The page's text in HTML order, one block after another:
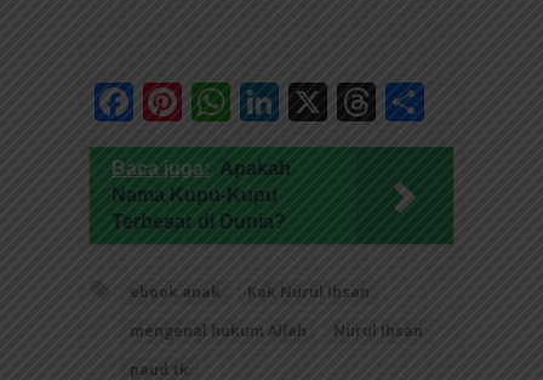
Facebook
Pinterest
WhatsApp
LinkedIn
X Threads
Baca juga: Apakah
Nama Kupu-Kupu
Terbesar di Dunia?
ebook anak
Kak Nurul Ihsan
mengenal hukum Allah
Nurul Ihsan
paud tk